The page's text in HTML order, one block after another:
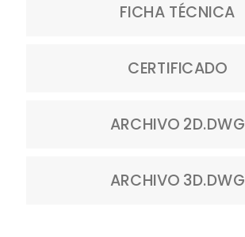
FICHA TÉCNICA
CERTIFICADO
ARCHIVO 2D.DWG
ARCHIVO 3D.DWG